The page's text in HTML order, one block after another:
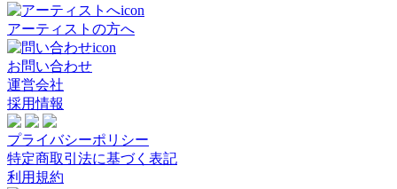
アーティストの方へ
お問い合わせ
運営会社
採用情報
プライバシーポリシー
特定商取引法に基づく表記
利用規約